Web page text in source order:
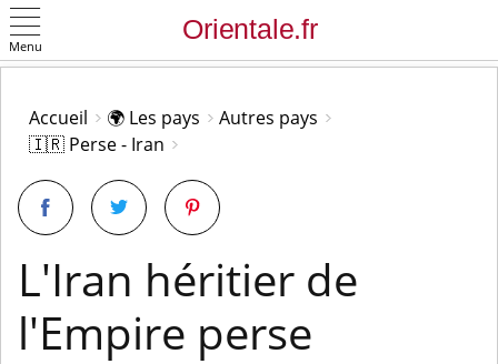
Menu
Accueil 🌍 Les pays
Autres pays
🇮🇷 Perse - Iran
L'Iran héritier de
l'Empire perse